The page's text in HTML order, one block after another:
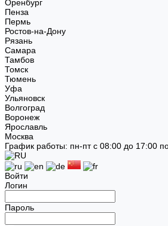
Оренбург
Пенза
Пермь
Ростов-на-Дону
Рязань
Самара
Тамбов
Томск
Тюмень
Уфа
Ульяновск
Волгоград
Воронеж
Ярославль
Москва
График работы: пн-пт с 08:00 до 17:00
Войти
Логин
Пароль